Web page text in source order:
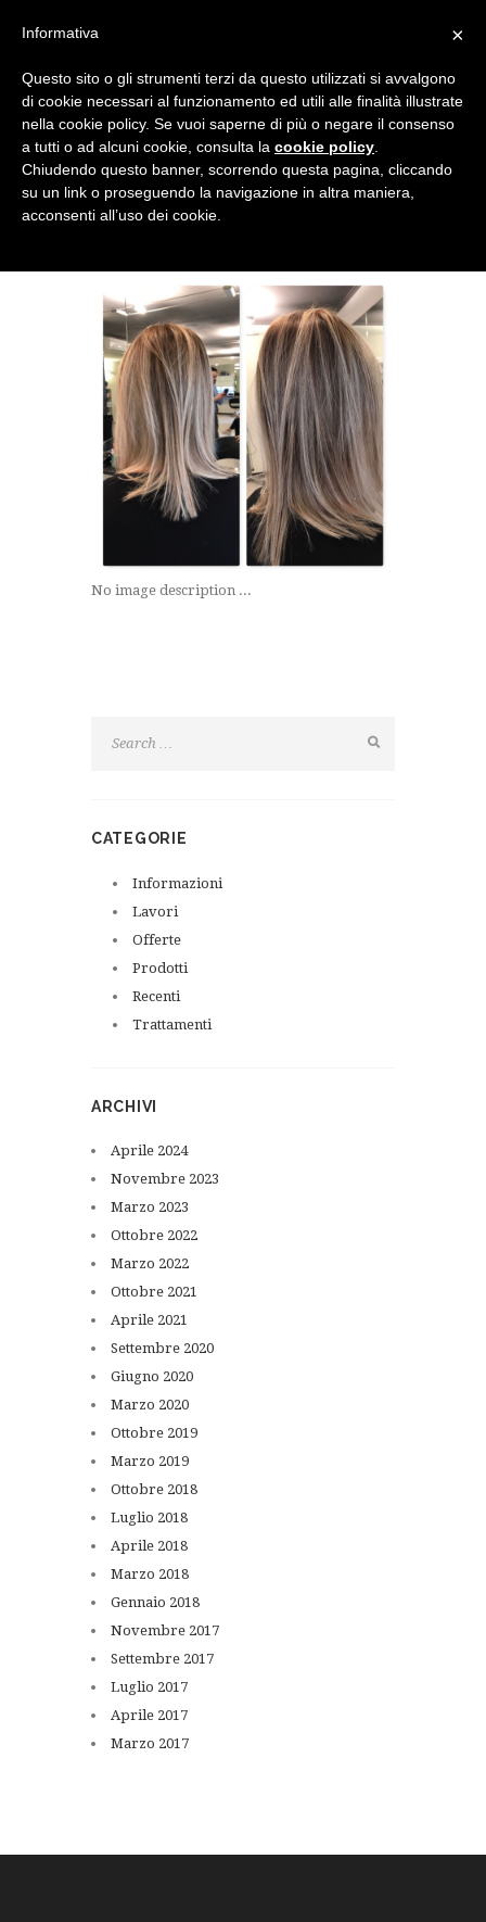
CEN
No image description ...
CATEGORIE
Informazioni
Lavori
Offerte
Prodotti
Recenti
Trattamenti
ARCHIVI
Aprile 2024
Novembre 2023
Marzo 2023
Ottobre 2022
Marzo 2022
Ottobre 2021
Aprile 2021
Settembre 2020
Giugno 2020
Marzo 2020
Ottobre 2019
Marzo 2019
Ottobre 2018
Luglio 2018
Aprile 2018
Marzo 2018
Gennaio 2018
Novembre 2017
Settembre 2017
Luglio 2017
Aprile 2017
Marzo 2017
×
Informativa
Questo sito o gli strumenti terzi da questo utilizzati si avvalgono
di cookie necessari al funzionamento ed utili alle finalità illustrate
nella cookie policy. Se vuoi saperne di più o negare il consenso
a tutti o ad alcuni cookie, consulta la cookie policy
Chiudendo questo banner, scorrendo questa pagina, cliccando
su un link o proseguendo la navigazione in altra maniera,
acconsenti all’uso dei cookie.